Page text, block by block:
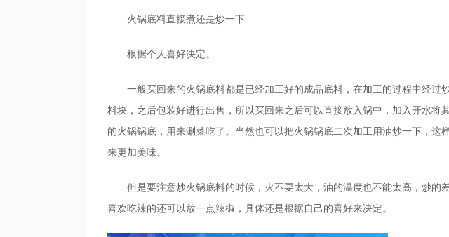
火锅底料直接煮还是炒一下
根据个人喜好决定。
一般买回来的火锅底料都是已经加工好的成品底料，在加工的过程中经过
料块，之后包装好进行出售，所以买回来之后可以直接放入锅中，加入开水将
的火锅锅底，用来涮菜吃了。当然也可以把火锅锅底二次加工用油炒一下，这
来更加美味。
但是要注意炒火锅底料的时候，火不要太大，油的温度也不能太高，炒的
喜欢吃辣的还可以放一点辣椒，具体还是根据自己的喜好来决定。